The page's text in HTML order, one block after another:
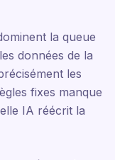
la queue
données de la
les
fixes manque
IA réécrit la